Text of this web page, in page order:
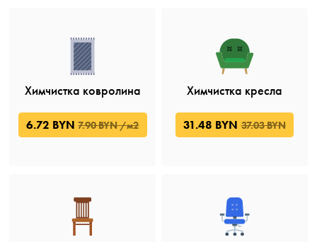
Химчистка ковролина
6.72 BYN 7.90 BYN /м2
Химчистка кресла
31.48 BYN 37.03 BYN